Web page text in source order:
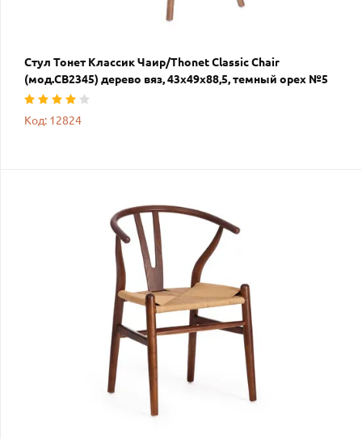
Стул Тонет Классик Чаир/Thonet Classic Chair
(мод.CB2345) дерево вяз, 43х49х88,5, темный орех №5
Код: 12824